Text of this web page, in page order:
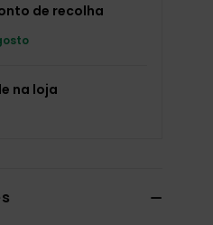
de recolha
na loja